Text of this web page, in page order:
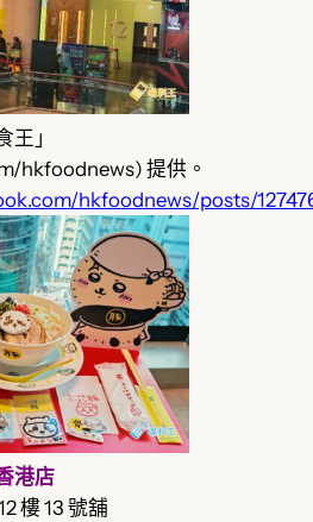
」
hkfoodnews) 提供。
hkfoodnews/posts/
港店
樓 13 號舖